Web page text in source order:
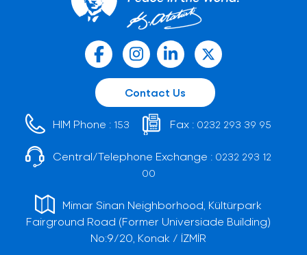
Contact Us
HIM Phone : 153 Fax : 0232 293 39 95
Central/Telephone Exchange : 0232 293 12
00
Mimar Sinan Neighborhood, Kültürpark
Fairground Road (Former Universiade Building)
No:9/20, Konak / İZMİR